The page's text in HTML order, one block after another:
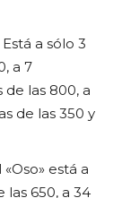
a sólo 3
a 7
de las 800, a
de las 350 y
está a
las 650, a 34